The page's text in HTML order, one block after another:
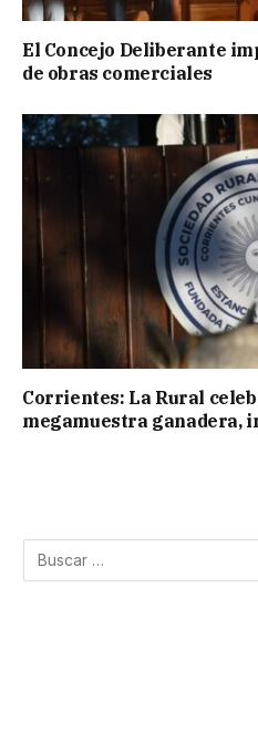
El Concejo Deliberante
de obras comerciales
Corrientes: La Rural
megamuestra ganadera,